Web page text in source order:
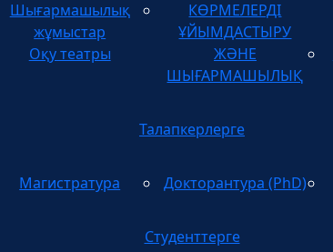
Шығармашылық
жұмыстар
Оқу театры
КӨРМЕЛЕРДІ
ҰЙЫМДАСТЫРУ
ЖӘНЕ
ШЫҒАРМАШЫЛЫҚ
ТУЫНДЫЛАРДЫ
Талапкерлерге
Магистратура Докторантура (PhD)
Студенттерге